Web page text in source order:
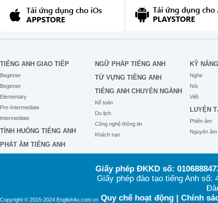
TIẾNG ANH GIAO TIẾP
Beginner
Beginner
Elementary
Pre-Intermediate
Intermediate
TÌNH HUỐNG TIẾNG ANH
PHÁT ÂM TIẾNG ANH
NGỮ PHÁP TIẾNG ANH
TỪ VỰNG TIẾNG ANH
TIẾNG ANH CHUYÊN NGÀNH
Kế toán
Du lịch
Công nghệ thông tin
Khách sạn
KỸ NĂNG
Nghe
Nói
Viết
LUYỆN
Phiên âm
Nguyên âm
Copyright © 2015-2024 English4u.com.vn
Giấy phép ĐKKD số:
Giấy phép đào tạo tiếng Anh
Quy chế hoạt động| Chính